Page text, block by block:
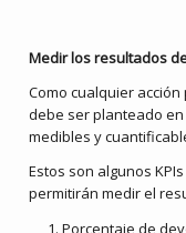
Medir los resultados
Como cualquier
debe ser planteado
medibles y
Estos son algunos
permitirán medir el